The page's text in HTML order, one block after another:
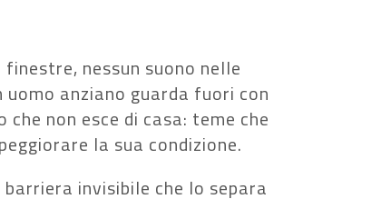
nessun suono nelle
anziano guarda fuori con
non esce di casa: teme che
la sua condizione.
invisibile che lo separa